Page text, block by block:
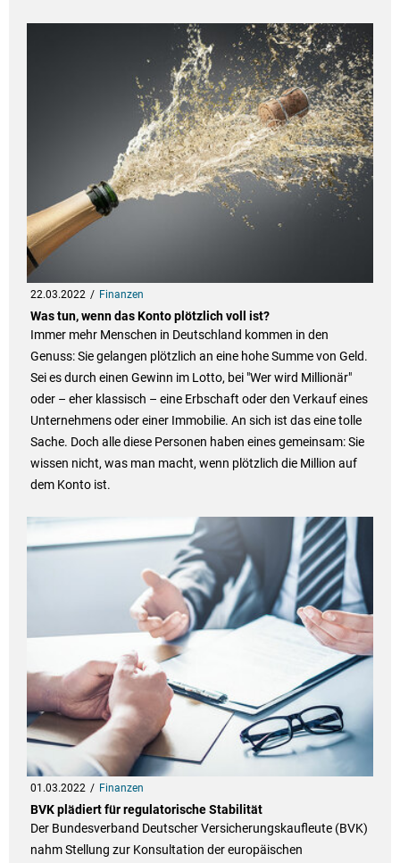
22.03.2022 Finanzen
Was tun, wenn das Konto plötzlich voll ist?
Immer mehr Menschen in Deutschland kommen in den
Genuss: Sie gelangen plötzlich an eine hohe Summe von Geld.
Sei es durch einen Gewinn im Lotto, bei "Wer wird Millionär"
oder – eher klassisch – eine Erbschaft oder den Verkauf eines
Unternehmens oder einer Immobilie. An sich ist das eine tolle
Sache. Doch alle diese Personen haben eines gemeinsam: Sie
wissen nicht, was man macht, wenn plötzlich die Million auf
dem Konto ist.
01.03.2022 Finanzen
BVK plädiert für regulatorische Stabilität
Der Bundesverband Deutscher Versicherungskaufleute (BVK)
nahm Stellung zur Konsultation der europäischen